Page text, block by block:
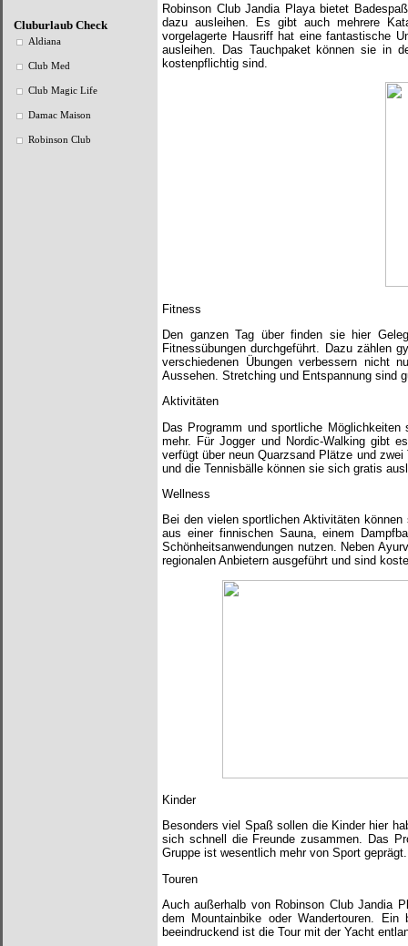
Cluburlaub Check
Aldiana
Club Med
Club Magic Life
Damac Maison
Robinson Club
Robinson Club Jandia Playa bietet
dazu ausleihen. Es gibt auch mehrere
vorgelagerte Hausriff hat eine fantastische
ausleihen. Das Tauchpaket können sie in
kostenpflichtig sind.
Fitness
Den ganzen Tag über finden sie hier
Fitnessübungen durchgeführt. Dazu zählen
verschiedenen Übungen verbessern nicht
Aussehen. Stretching und Entspannung sind
Aktivitäten
Das Programm und sportliche
mehr. Für Jogger und Nordic-Walking gibt
verfügt über neun Quarzsand Plätze und
und die Tennisbälle können sie sich gratis
Wellness
Bei den vielen sportlichen Aktivitäten
aus einer finnischen Sauna, einem
Schönheitsanwendungen nutzen. Neben
regionalen Anbietern ausgeführt und sind
Kinder
Besonders viel Spaß sollen die Kinder hier
sich schnell die Freunde zusammen. Das
Gruppe ist wesentlich mehr von Sport
Touren
Auch außerhalb von Robinson Club Jandia
dem Mountainbike oder Wandertouren.
beeindruckend ist die Tour mit der Yacht